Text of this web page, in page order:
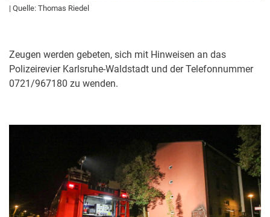
| Quelle: Thomas Riedel
Zeugen werden gebeten, sich mit Hinweisen an das
Polizeirevier Karlsruhe-Waldstadt und der Telefonnummer
0721/967180 zu wenden.